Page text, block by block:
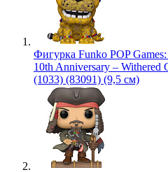
Фигурка Funko POP
10th Anniversary – Withered
(1033) (83091) (9,5 см)